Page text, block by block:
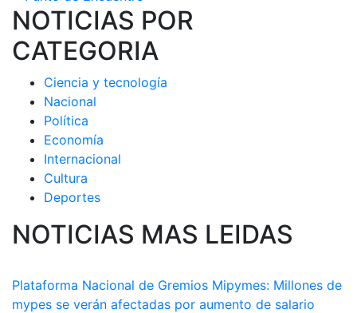
NOTICIAS POR
CATEGORIA
Ciencia y tecnología
Nacional
Política
Economía
Internacional
Cultura
Deportes
NOTICIAS MAS LEIDAS
Plataforma Nacional de Gremios Mipymes: Millones de
mypes se verán afectadas por aumento de salario